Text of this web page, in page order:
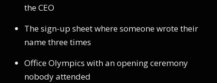
the CEO
The sign-up sheet where someone wrote their
name three times
Office Olympics with an opening ceremony
nobody attended